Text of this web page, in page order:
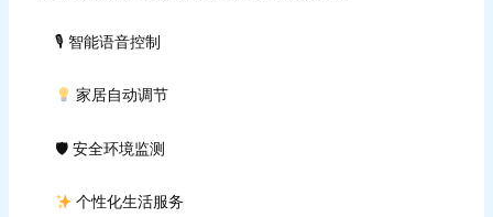
🎙 智能语音控制
家居自动调节
🛡 安全环境监测
个性化生活服务